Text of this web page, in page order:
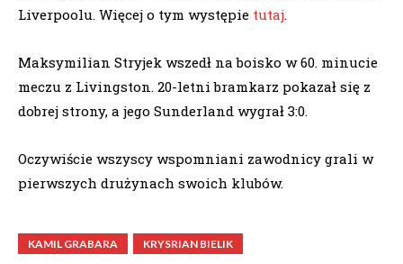
Liverpoolu. Więcej o tym występie tutaj.
Maksymilian Stryjek wszedł na boisko w 60. minucie
meczu z Livingston. 20-letni bramkarz pokazał się z
dobrej strony, a jego Sunderland wygrał 3:0.
Oczywiście wszyscy wspomniani zawodnicy grali w
pierwszych drużynach swoich klubów.
KAMIL GRABARA KRYSRIAN BIELIK